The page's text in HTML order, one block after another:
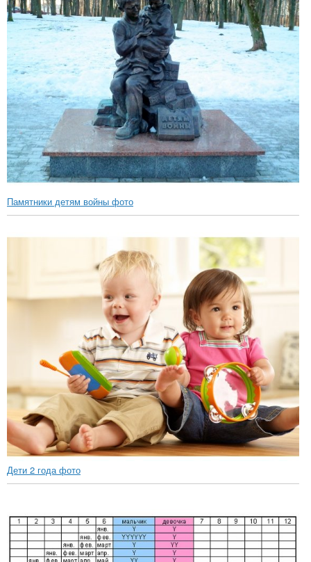
Памятники детям войны фото
Дети 2 года фото